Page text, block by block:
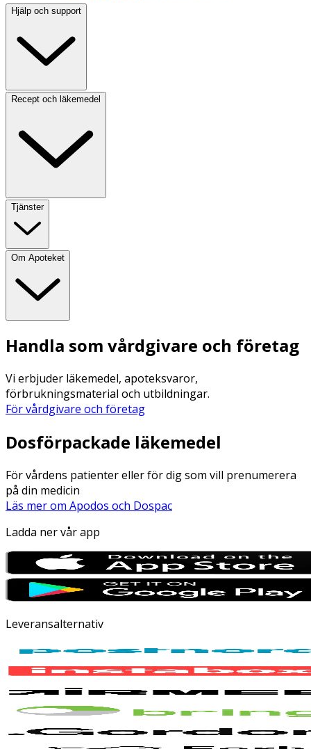
Hjälp och support
Recept och läkemedel
Tjänster
Om Apoteket
Handla som vårdgivare och företag
Vi erbjuder läkemedel, apoteksvaror,
förbrukningsmaterial och utbildningar.
För vårdgivare och företag
Dosförpackade läkemedel
För vårdens patienter eller för dig som vill prenumerera
på din medicin
Läs mer om Apodos och Dospac
Ladda ner vår app
Leveransalternativ